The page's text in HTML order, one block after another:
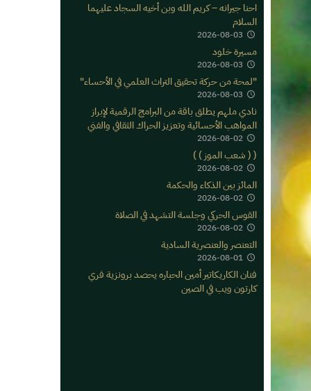
احنا جيرانه – كريم الله وبن أخيه السجاد عليهما
السلام
2026-08-03
مسيرة خلود
2026-08-03
"لمحة من حركة تحقيق التراث العلمي في الأحساء"
2026-08-03
نادي ملهم يطلق باقة من البرامج الرقمية لإبراز
المواهب الأحسائية وتعزيز الحراك الثقافي والفني
2026-08-02
( ( شعب الموز ) )
2026-08-02
المائز بين الذكاء والحكمة
2026-08-02
القوس الحركي وجلسة التشهد في الصلاة
2026-08-02
التعنصر والعنصرية السادية
2026-08-01
فنان الكاريكاتير أمين الحباره يحصد برونزية فري
كارتون ويب في الصين